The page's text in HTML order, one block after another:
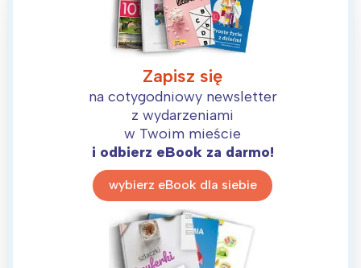
Zapisz się
na cotygodniowy newsletter
z wydarzeniami
w Twoim mieście
i odbierz eBook za darmo!
wybierz eBook dla siebie
Interesują mnie wydarzenia z
tego regionu:
Warszawa
Trójmiasto
Poznań
Wrocław
Śląsk
Kraków
Południe
Północ
Wszystkie
Wybieram